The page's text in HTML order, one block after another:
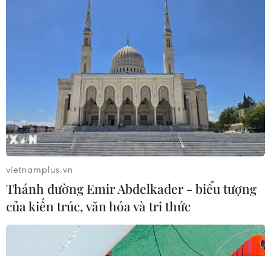
Chiều 9/1, vàng trong nước 'bốc hơi' hơn 1
triệu đồng mỗi lượng
09/01/2020 13:07
Chiều 9/1, giá vàng trong nước nối tiếp đà giảm của
buổi sáng, mỗi lượng vàng đã giảm khoảng hơn 1 triệu
đồng/lượng so với cuối giờ chiều ngày hôm qua.
vietnamplus.vn
Thánh đường Emir Abdelkader - biểu tượng
của kiến trúc, văn hóa và tri thức